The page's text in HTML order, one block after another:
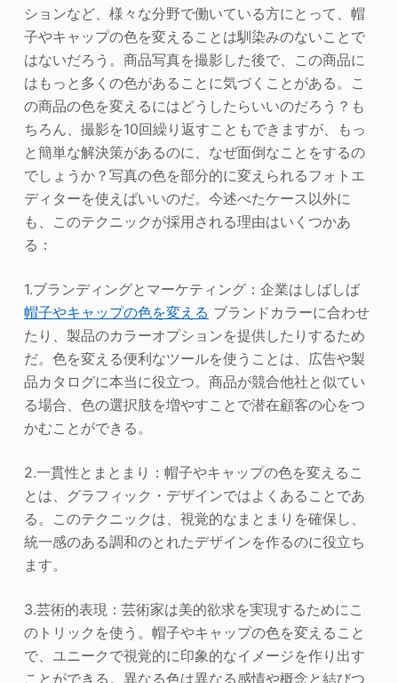
ションなど、様々な分野で働いている方にとって、帽
子やキャップの色を変えることは馴染みのないことで
はないだろう。商品写真を撮影した後で、この商品に
はもっと多くの色があることに気づくことがある。こ
の商品の色を変えるにはどうしたらいいのだろう？も
ちろん、撮影を10回繰り返すこともできますが、もっ
と簡単な解決策があるのに、なぜ面倒なことをするの
でしょうか？写真の色を部分的に変えられるフォトエ
ディターを使えばいいのだ。今述べたケース以外に
も、このテクニックが採用される理由はいくつかあ
る：
1.ブランディングとマーケティング：企業はしばしば
帽子やキャップの色を変える ブランドカラーに合わせ
たり、製品のカラーオプションを提供したりするため
だ。色を変える便利なツールを使うことは、広告や製
品カタログに本当に役立つ。商品が競合他社と似てい
る場合、色の選択肢を増やすことで潜在顧客の心をつ
かむことができる。
2.一貫性とまとまり：帽子やキャップの色を変えるこ
とは、グラフィック・デザインではよくあることであ
る。このテクニックは、視覚的なまとまりを確保し、
統一感のある調和のとれたデザインを作るのに役立ち
ます。
3.芸術的表現：芸術家は美的欲求を実現するためにこ
のトリックを使う。帽子やキャップの色を変えること
で、ユニークで視覚的に印象的なイメージを作り出す
ことができる。異なる色は異なる感情や概念と結びつ